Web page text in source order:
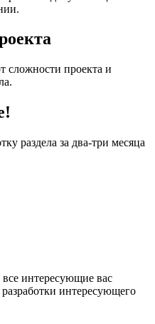
сложности проекта и
раздела за два-три месяца
интересующие вас
интересующего